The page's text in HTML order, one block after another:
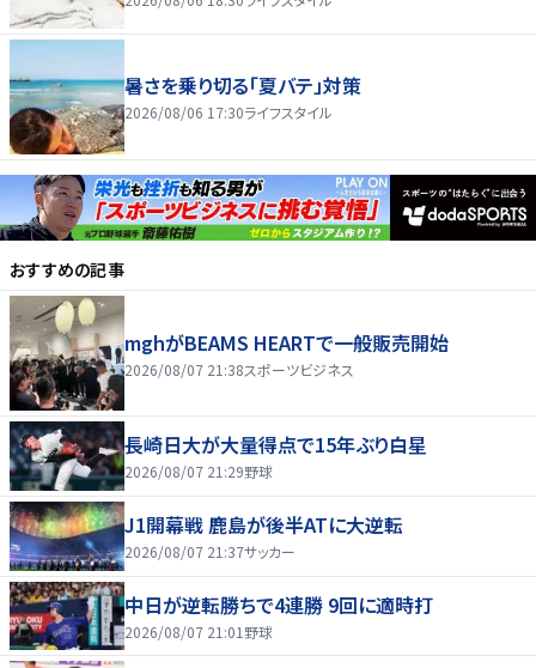
暑さを乗り切る「夏バテ」対策
2026/08/06 17:30ライフスタイル
おすすめの記事
mghがBEAMS HEARTで一般販売開始
2026/08/07 21:38スポーツビジネス
長崎日大が大量得点で15年ぶり白星
2026/08/07 21:29野球
J1開幕戦 鹿島が後半ATに大逆転
2026/08/07 21:37サッカー
中日が逆転勝ちで4連勝 9回に適時打
2026/08/07 21:01 野球